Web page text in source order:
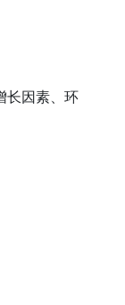
长因素、环